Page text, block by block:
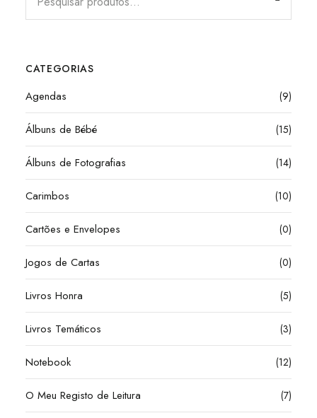
CATEGORIAS
Agendas (9)
Álbuns de Bébé (15)
Álbuns de Fotografias (14)
Carimbos (10)
Cartões e Envelopes (0)
Jogos de Cartas (0)
Livros Honra (5)
Livros Temáticos (3)
Notebook (12)
O Meu Registo de Leitura (7)